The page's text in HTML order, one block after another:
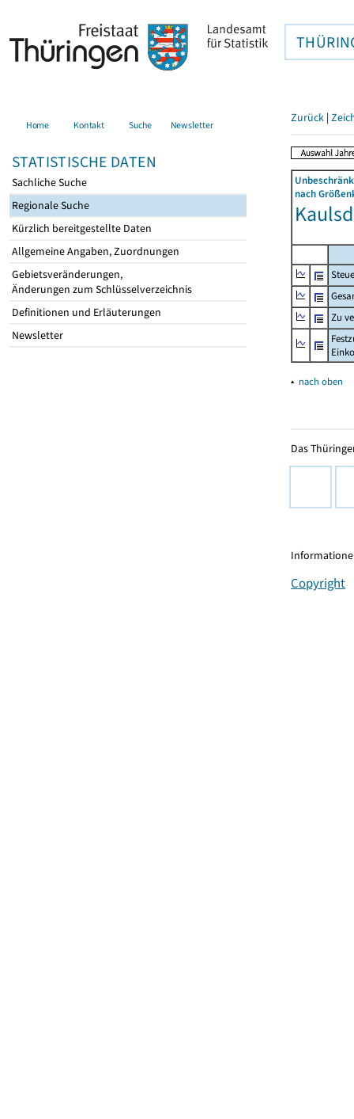
Home Kontakt Suche Newsletter
STATISTISCHE DATEN
Sachliche Suche
Regionale Suche
Kürzlich bereitgestellte Daten
Allgemeine Angaben, Zuordnungen
Gebietsveränderungen,
Änderungen zum Schlüsselverzeichnis
Definitionen und Erläuterungen
Newsletter
Zurück |
nach
Zu
▴ nach oben
Das
Copyright